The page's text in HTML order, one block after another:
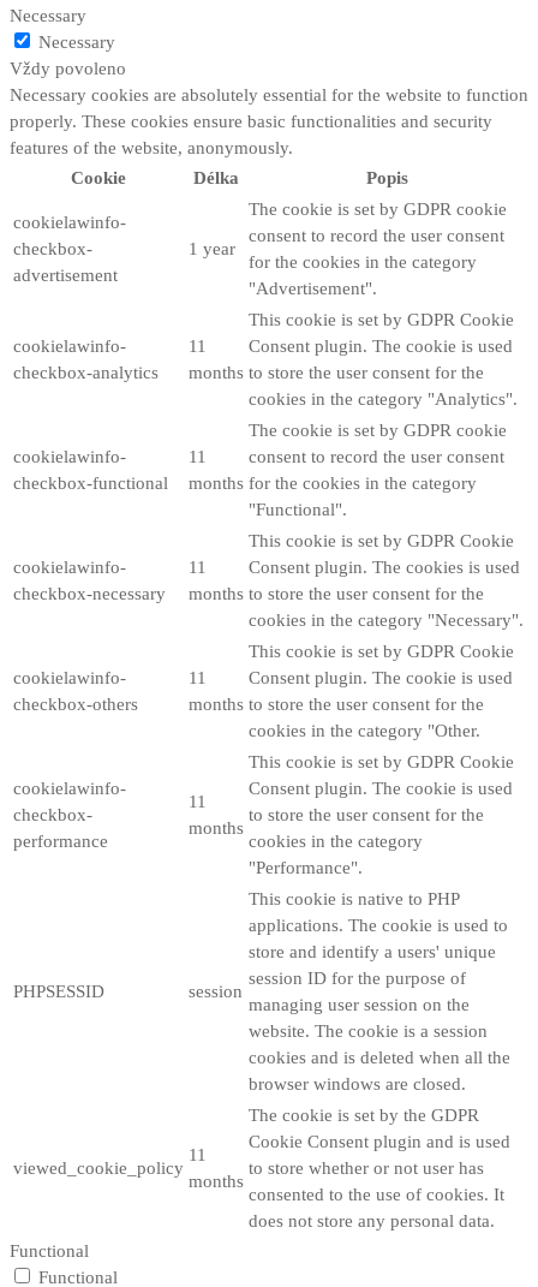
Necessary
Necessary
Vždy povoleno
Necessary cookies are absolutely essential for the website to function
properly. These cookies ensure basic functionalities and security
features of the website, anonymously.
Cookie
Délka Popis
cookielawinfo-
checkbox-
advertisement
1 year
The cookie is set by GDPR cookie
consent to record the user consent
for the cookies in the category
"Advertisement".
cookielawinfo-
checkbox-analytics
11
months
This cookie is set by GDPR Cookie
Consent plugin. The cookie is used
to store the user consent for the
cookies in the category "Analytics".
cookielawinfo-
checkbox-functional
11
months
The cookie is set by GDPR cookie
consent to record the user consent
for the cookies in the category
"Functional".
cookielawinfo-
checkbox-necessary
11
months
This cookie is set by GDPR Cookie
Consent plugin. The cookies is used
to store the user consent for the
cookies in the category "Necessary".
cookielawinfo-
checkbox-others
11
months
This cookie is set by GDPR Cookie
Consent plugin. The cookie is used
to store the user consent for the
cookies in the category "Other.
cookielawinfo-
checkbox-
performance
11
months
This cookie is set by GDPR Cookie
Consent plugin. The cookie is used
to store the user consent for the
cookies in the category
"Performance".
PHPSESSID session
This cookie is native to PHP
applications. The cookie is used to
store and identify a users' unique
session ID for the purpose of
managing user session on the
website. The cookie is a session
cookies and is deleted when all the
browser windows are closed.
viewed_cookie_policy
11
months
The cookie is set by the GDPR
Cookie Consent plugin and is used
to store whether or not user has
consented to the use of cookies. It
does not store any personal data.
Functional
Functional